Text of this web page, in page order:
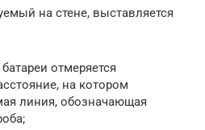
на стене, выставляется
отмеряется
на котором
линия, обозначающая